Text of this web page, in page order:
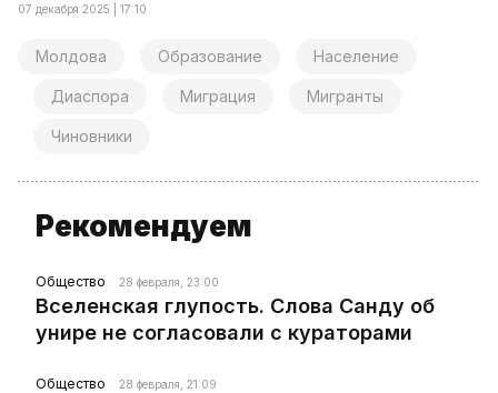
07 декабря 2025 | 17:10
Молдова Образование Население
Диаспора Миграция Мигранты
Чиновники
Рекомендуем
Общество 28 февраля, 23:00
Вселенская глупость. Слова Санду об
унире не согласовали с кураторами
Общество 28 февраля, 21:09